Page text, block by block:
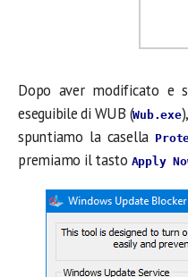
Dopo aver modificato e
eseguibile di WUB (Wub.exe
spuntiamo la casella
premiamo il tasto Apply